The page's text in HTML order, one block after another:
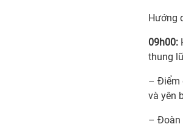
Hướng
09h00:
thung
– Điểm
và yên
– Đoàn